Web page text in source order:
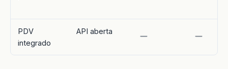
PDV
integrado
API aberta